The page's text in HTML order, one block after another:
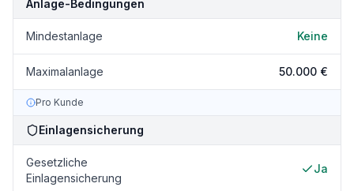
Anlage-Bedingungen
Mindestanlage Keine
Maximalanlage 50.000 €
Pro Kunde
Einlagensicherung
Gesetzliche
Einlagensicherung
Ja